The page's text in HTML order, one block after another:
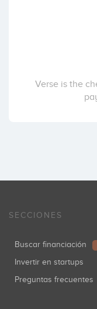
Verse is the
SECCIONES
Buscar financiación
Invertir en startups
Preguntas frecuentes